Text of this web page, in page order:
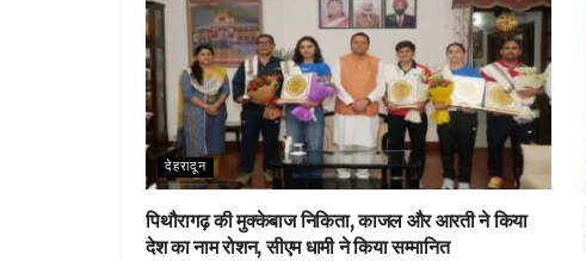
देहरादून
पिथौरागढ़ की मुक्केबाज निकिता, काजल और आरती ने किया
देश का नाम रोशन, सीएम धामी ने किया सम्मानित